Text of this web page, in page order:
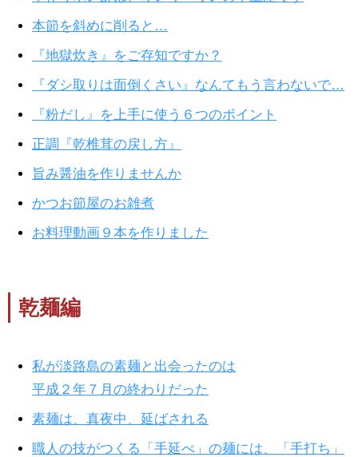
本節を斜めに削ると…
『地獄炊き』をご存知ですか？
『ダシ取りは面倒くさい』なんてもう言わないで…
『粉だし』を上手に使う６つのポイント
正調『乾椎茸の戻し方』
旨み醤油を作りませんか
かつお節屋のお雑煮
お料理動画９本を作りました
乾麺編
私が淡路島の素麺と出会ったのは
平成２年７月の終わりだった
素麺は、真夜中、延ばされる
職人の技がつくる「手延べ」の麺には、「手打ち」